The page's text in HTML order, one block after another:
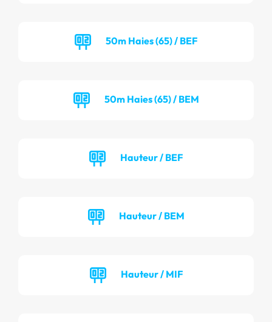
50m Haies (65) / BEF
50m Haies (65) / BEM
Hauteur / BEF
Hauteur / BEM
Hauteur / MIF